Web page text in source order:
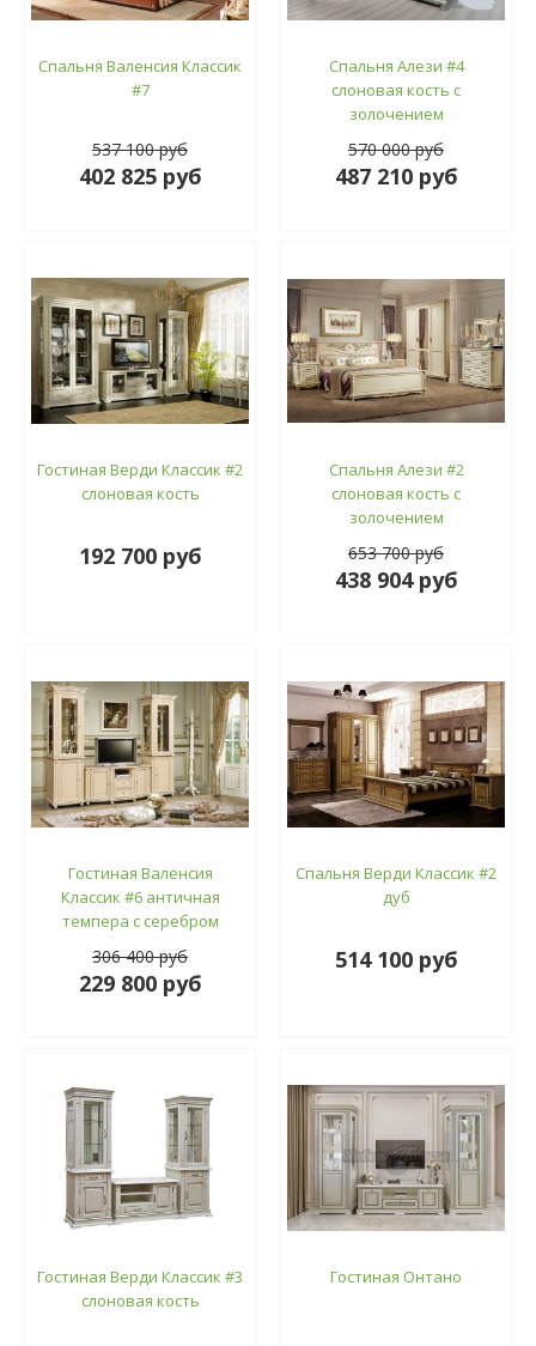
Спальня Валенсия Классик
#7
537 100 руб
402 825 руб
Спальня Алези #4
слоновая кость с
золочением
570 000 руб
487 210 руб
Гостиная Верди Классик #2
слоновая кость
192 700 руб
Спальня Алези #2
слоновая кость с
золочением
653 700 руб
438 904 руб
Гостиная Валенсия
Классик #6 античная
темпера с серебром
306 400 руб
229 800 руб
Спальня Верди Классик #2
дуб
514 100 руб
Гостиная Верди Классик #3
слоновая кость
Гостиная Онтано